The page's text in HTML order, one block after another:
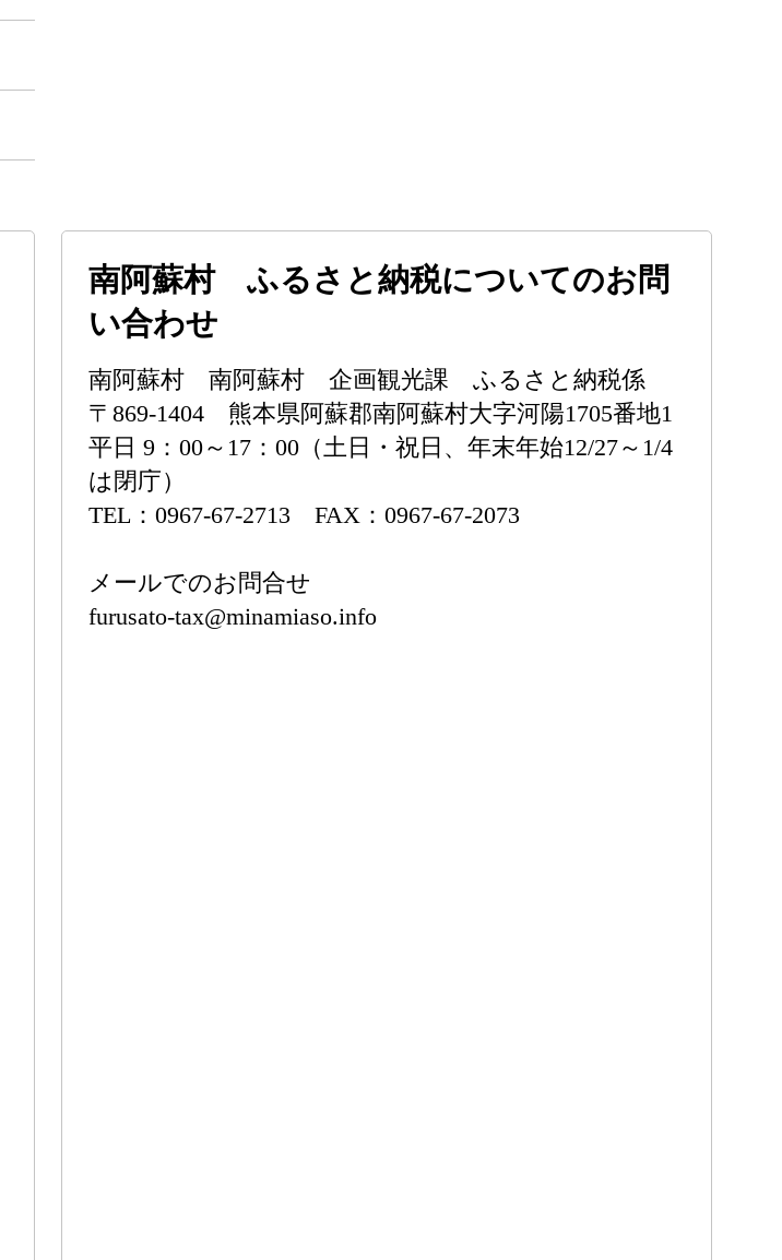
南阿蘇村 ふるさと納税についてのお問
い合わせ
南阿蘇村 南阿蘇村 企画観光課 ふるさと納税係
〒869-1404 熊本県阿蘇郡南阿蘇村大字河陽1705番地1
平日 9：00～17：00（土日・祝日、年末年始12/27～1/4
は閉庁）
TEL：0967-67-2713 FAX：0967-67-2073
メールでのお問合せ
furusato-tax@minamiaso.info